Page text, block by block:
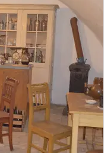
jednu
zdarma